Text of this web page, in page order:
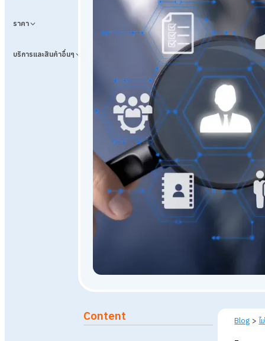
ราคา
บริการและสินค้าอื่นๆ
Published:5 มิถุนายน 2568 466views